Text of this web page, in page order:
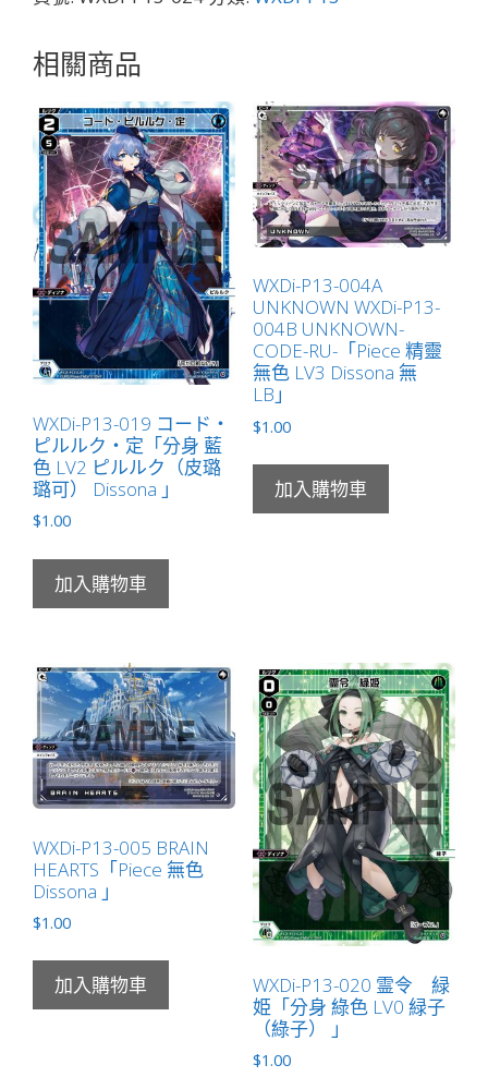
其
壱
ノ
禍
「分
身
黑
色
LV1
ナ
（無
名）
Dissona
」
數
量
相關商品
WXDi-P13-019 コード・
ピルルク・定「分身 藍
色 LV2 ピルルク（皮璐
璐可） Dissona 」
$1.00
加入購物車
WXDi-P13-004A
UNKNOWN WXDi-P13-
004B UNKNOWN-
CODE-RU-「Piece 精靈
無色 LV3 Dissona 無
LB」
$1.00
加入購物車
WXDi-P13-005 BRAIN
HEARTS「Piece 無色
Dissona 」
$1.00
加入購物車
WXDi-P13-020 霊令 緑
姫「分身 綠色 LV0 緑子
（綠子） 」
$1.00